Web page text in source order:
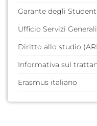
Garante degli
Ufficio Servizi
Diritto allo studio
Informativa sul
Erasmus italiano